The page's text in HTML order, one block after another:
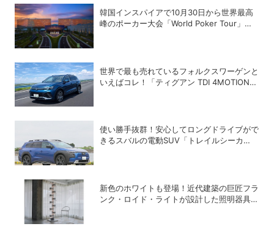
韓国インスパイアで10月30日から世界最高
峰のポーカー大会「World Poker Tour」を
世界で最も売れているフォルクスワーゲンと
いえばコレ！「ティグアン TDI 4MOTION
使い勝手抜群！安心してロングドライブがで
きるスバルの電動SUV「トレイルシーカ
新色のホワイトも登場！近代建築の巨匠フラ
ンク・ロイド・ライトが設計した照明器具の